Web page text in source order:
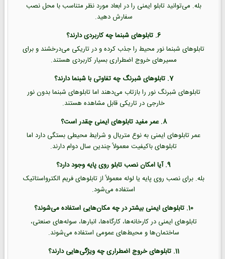
بله. می‌توانید تابلو ایمنی را در ابعاد مورد نظر متناسب با محل نصب
سفارش دهید.
6. تابلوهای شبنما چه کاربردی دارند؟
تابلوهای شبنما نور محیط را جذب کرده و در تاریکی می‌درخشند و برای
مسیرهای خروج اضطراری بسیار کاربردی هستند.
7. تابلوهای شبرنگ چه تفاوتی با شبنما دارند؟
تابلوهای شبرنگ نور را بازتاب می‌دهند اما تابلوهای شبنما بدون نور
خارجی در تاریکی قابل مشاهده هستند.
8. عمر مفید تابلوهای ایمنی چقدر است؟
عمر تابلوهای ایمنی به نوع متریال و شرایط محیطی بستگی دارد اما
تابلوهای باکیفیت معمولاً چندین سال دوام دارند.
9. آیا امکان نصب تابلو روی پایه وجود دارد؟
بله. برای نصب روی پایه یا لوله معمولاً از تابلوهای فریم الکترواستاتیک
استفاده می‌شود.
10. تابلوهای ایمنی بیشتر در چه مکان‌هایی استفاده می‌شوند؟
تابلوهای ایمنی در کارخانه‌ها، کارگاه‌ها، انبارها، سوله‌های صنعتی،
ساختمان‌ها و محیط‌های عمومی استفاده می‌شوند.
11. تابلوهای خروج اضطراری چه ویژگی‌هایی دارند؟